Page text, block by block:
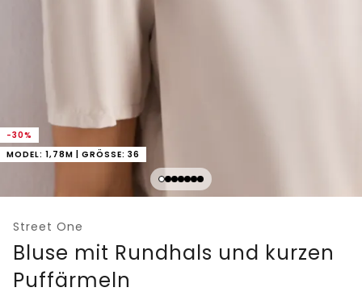
-30%
MODEL: 1,78M | GRÖSSE: 36
Street One
Bluse mit Rundhals und kurzen
Puffärmeln